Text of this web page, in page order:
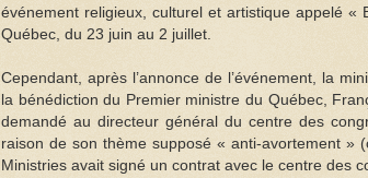
événement religieux, culturel et artistique appelé
Québec, du 23 juin au 2 juillet.
Cependant, après l’annonce de l’événement, la
la bénédiction du Premier ministre du Québec,
demandé au directeur général du centre des
raison de son thème supposé « anti-avortement »
Ministries avait signé un contrat avec le centre des